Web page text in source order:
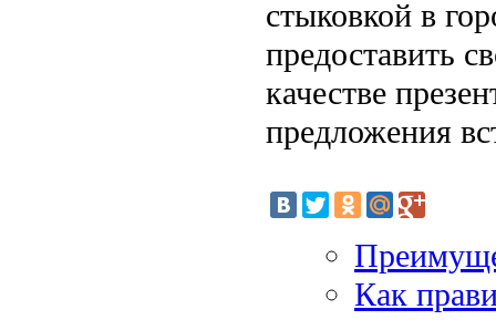
стыковкой в
предоставить
качестве
предложения
Как